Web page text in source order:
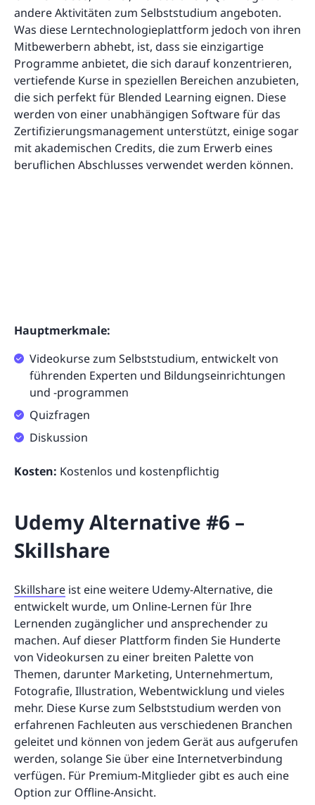
andere Aktivitäten zum Selbststudium angeboten.
Was diese Lerntechnologieplattform jedoch von ihren
Mitbewerbern abhebt, ist, dass sie einzigartige
Programme anbietet, die sich darauf konzentrieren,
vertiefende Kurse in speziellen Bereichen anzubieten,
die sich perfekt für Blended Learning eignen. Diese
werden von einer unabhängigen Software für das
Zertifizierungsmanagement unterstützt, einige sogar
mit akademischen Credits, die zum Erwerb eines
beruflichen Abschlusses verwendet werden können.
Hauptmerkmale:
Videokurse zum Selbststudium, entwickelt von
führenden Experten und Bildungseinrichtungen
und -programmen
Quizfragen
Diskussion
Kosten: Kostenlos und kostenpflichtig
Udemy Alternative #6 –
Skillshare
Skillshare ist eine weitere Udemy-Alternative, die
entwickelt wurde, um Online-Lernen für Ihre
Lernenden zugänglicher und ansprechender zu
machen. Auf dieser Plattform finden Sie Hunderte
von Videokursen zu einer breiten Palette von
Themen, darunter Marketing, Unternehmertum,
Fotografie, Illustration, Webentwicklung und vieles
mehr. Diese Kurse zum Selbststudium werden von
erfahrenen Fachleuten aus verschiedenen Branchen
geleitet und können von jedem Gerät aus aufgerufen
werden, solange Sie über eine Internetverbindung
verfügen. Für Premium-Mitglieder gibt es auch eine
Option zur Offline-Ansicht.